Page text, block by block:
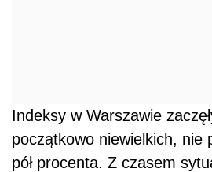
Indeksy w Warszawie
początkowo niewielkich, nie
pół procenta. Z czasem